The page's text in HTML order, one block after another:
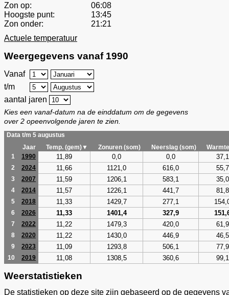
Zon op:
06:08
Hoogste punt:
13:45
Zon onder:
21:21
Actuele temperatuur
Weergegevens vanaf 1990
Vanaf
t/m
aantal jaren
Kies een vanaf-datum na de einddatum om de gegevens
over 2 opeenvolgende jaren te zien.
Data t/m 5 augustus
Jaar
Temp. (gem)▼ Zonuren (som) Neerslag (som)
1
1990 11,89 0,0 0,0 37,1
2 2024 11,66 1121,0 616,0 55,7
3 2007 11,59 1206,1 583,1 35,0
4 2014 11,57 1226,1 441,7 81,8
5 2018 11,33 1429,7 277,1
6 2026 11,33 1401,4 327,9
7 2022 11,22 1479,3 420,0 61,9
8 2020 11,22 1430,0 446,9 46,5
9 2023 11,09 1293,8 506,1 77,9
10 2019 11,08 1308,5 360,6 99,1
Weerstatistieken
De statistieken op deze site zijn gebaseerd op de gegevens